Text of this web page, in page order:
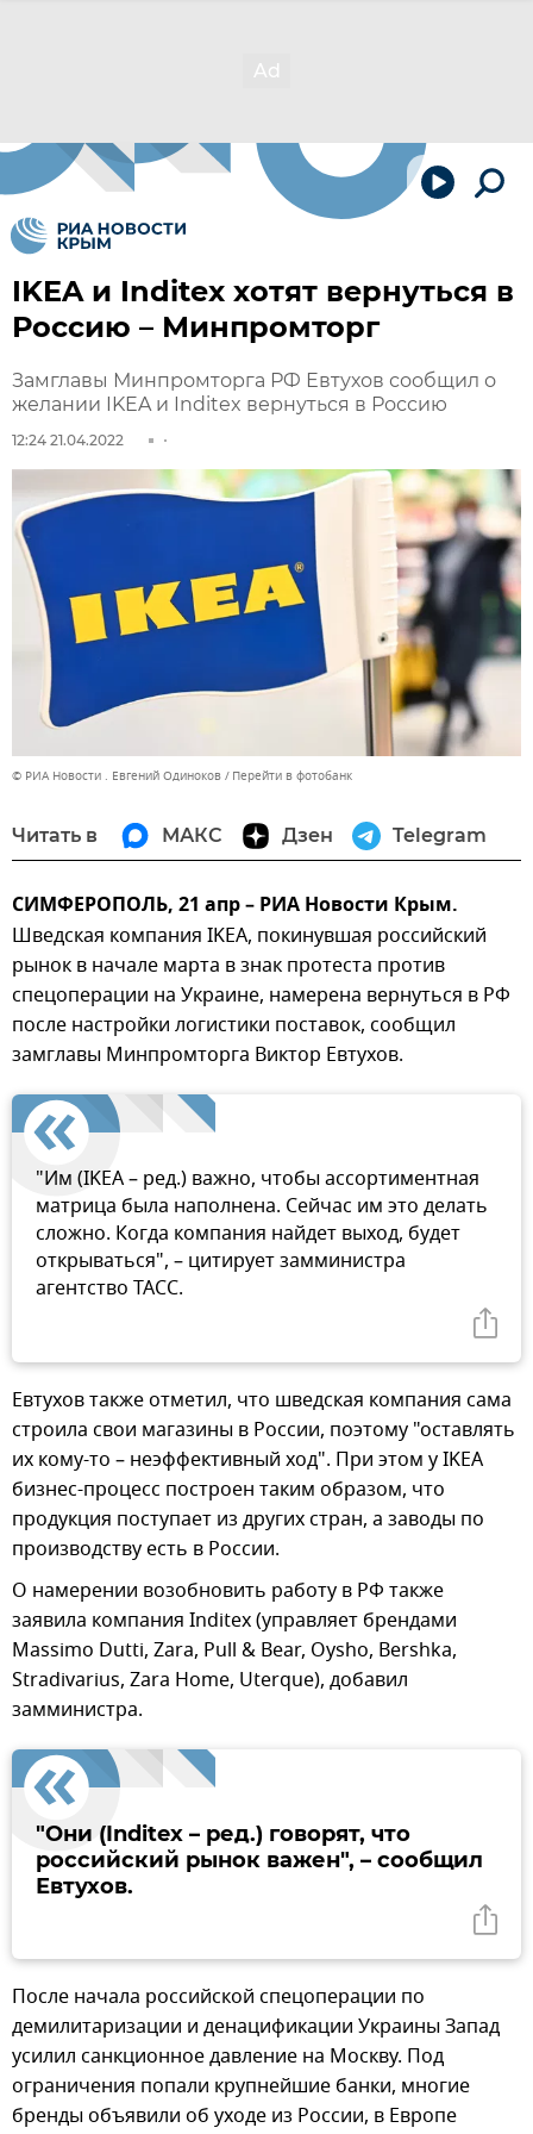
IKEA и Inditex хотят вернуться в
Россию – Минпромторг
Замглавы Минпромторга РФ Евтухов сообщил о
желании IKEA и Inditex вернуться в Россию
12:24 21.04.2022
© РИА Новости . Евгений Одиноков Перейти в фотобанк
Читать в МАКС Дзен Telegram
СИМФЕРОПОЛЬ, 21 апр – РИА Новости Крым.
Шведская компания IKEA, покинувшая российский
рынок в начале марта в знак протеста против
спецоперации на Украине, намерена вернуться в РФ
после настройки логистики поставок, сообщил
замглавы Минпромторга Виктор Евтухов.
"Им (IKEA – ред.) важно, чтобы ассортиментная
матрица была наполнена. Сейчас им это делать
сложно. Когда компания найдет выход, будет
открываться", – цитирует замминистра
агентство ТАСС.
Евтухов также отметил, что шведская компания сама
строила свои магазины в России, поэтому "оставлять
их кому-то – неэффективный ход". При этом у IKEA
бизнес-процесс построен таким образом, что
продукция поступает из других стран, а заводы по
производству есть в России.
О намерении возобновить работу в РФ также
заявила компания Inditex (управляет брендами
Massimo Dutti, Zara, Pull & Bear, Oysho, Bershka,
Stradivarius, Zara Home, Uterque), добавил
замминистра.
"Они (Inditex – ред.) говорят, что
российский рынок важен", – сообщил
Евтухов.
После начала российской спецоперации по
демилитаризации и денацификации Украины Запад
усилил санкционное давление на Москву. Под
ограничения попали крупнейшие банки, многие
бренды объявили об уходе из России, в Европе